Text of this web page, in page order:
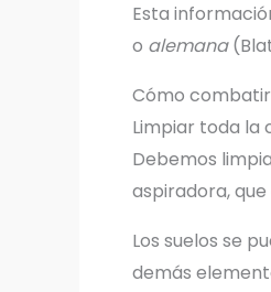
Esta
o alemana
Cómo
Limpiar toda la
Debemos
aspiradora,
Los suelos se
demás